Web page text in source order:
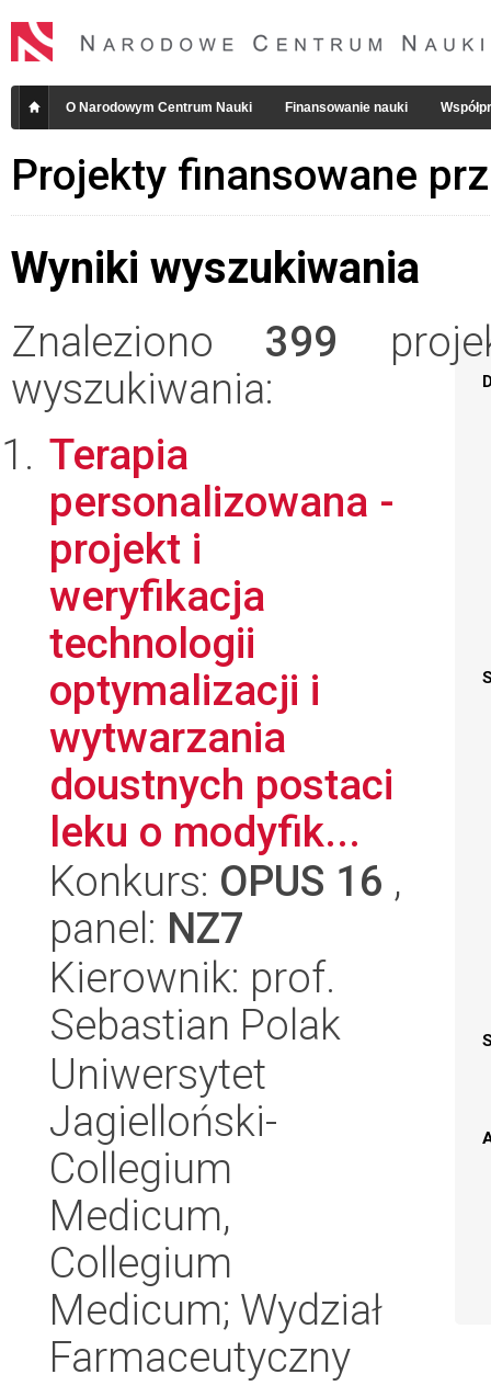
O Narodowym Centrum Nauki Finansowanie nauki
Projekty finansowane
Wyniki wyszukiwania
Znaleziono 399
wyszukiwania:
Terapia
personalizowana -
projekt i
weryfikacja
technologii
optymalizacji i
wytwarzania
doustnych postaci
leku o modyfik...
Konkurs: OPUS 16 ,
panel: NZ7
Kierownik: prof.
Sebastian Polak
Uniwersytet
Jagielloński-
Collegium
Medicum,
Collegium
Medicum; Wydział
Farmaceutyczny